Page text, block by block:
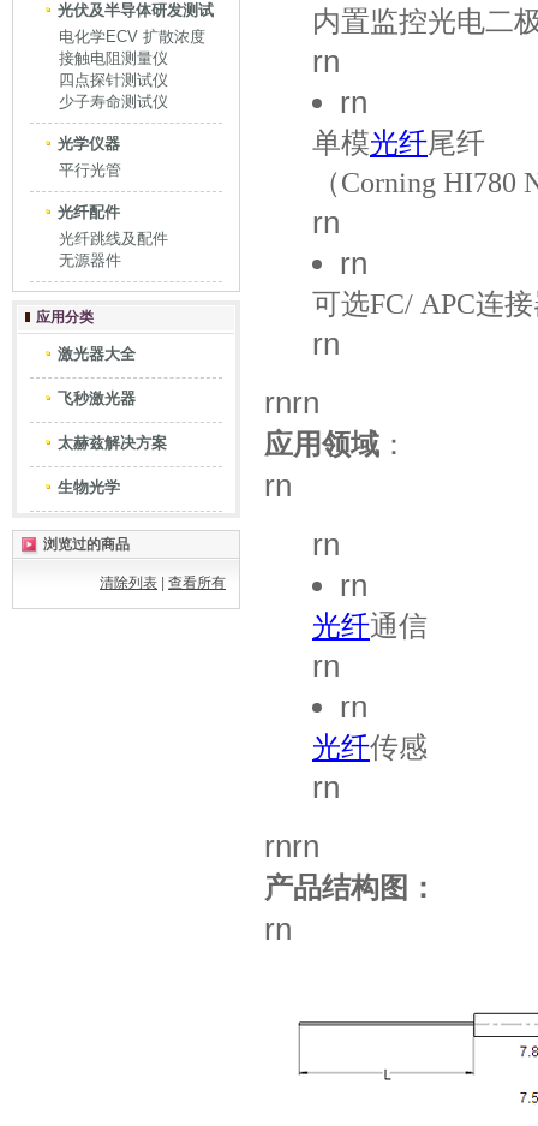
光伏及半导体研发测试
电化学ECV 扩散浓度
接触电阻测量仪
四点探针测试仪
少子寿命测试仪
光学仪器
平行光管
光纤配件
光纤跳线及配件
无源器件
应用分类
激光器大全
飞秒激光器
太赫兹解决方案
生物光学
浏览过的商品
清除列表 查看所有
内置监控光电二
rn
rn
单模光纤尾纤
（Corning HI780
rn
rn
可选FC/ APC连
rn
rnrn
应用领域 ：
rn
rn
rn
光纤通信
rn
rn
光纤传感
rn
rnrn
产品结构图：
rn